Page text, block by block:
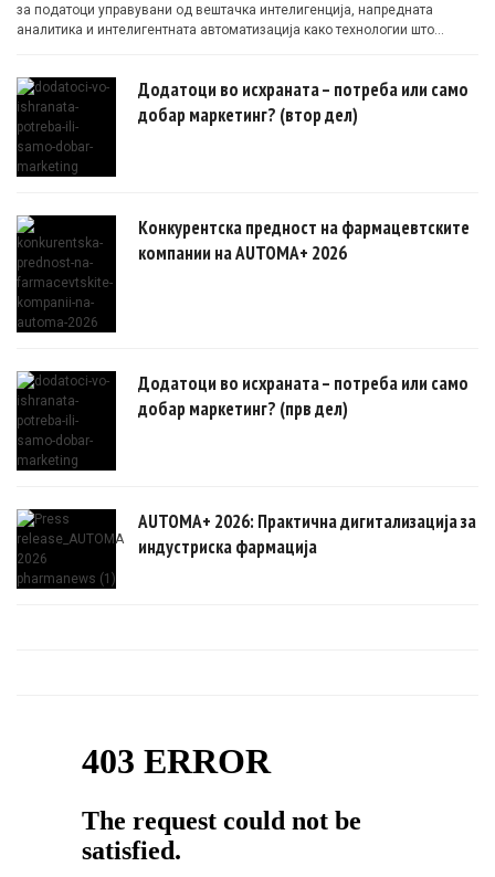
за податоци управувани од вештачка интелигенција, напредната
аналитика и интелигентната автоматизација како технологии што
Додатоци во исхраната – потреба или само
добар маркетинг? (втор дел)
Конкурентска предност на фармацевтските
компании на AUTOMA+ 2026
Додатоци во исхраната – потреба или само
добар маркетинг? (прв дел)
AUTOMA+ 2026: Практична дигитализација за
индустриска фармација